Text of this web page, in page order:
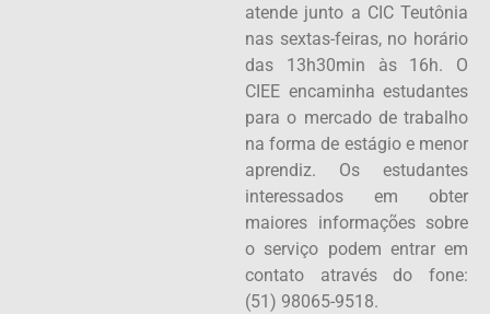
atende junto a CIC Teutônia
nas sextas-feiras, no horário
das 13h30min às 16h. O
CIEE encaminha estudantes
para o mercado de trabalho
na forma de estágio e menor
aprendiz. Os estudantes
interessados em obter
maiores informações sobre
o serviço podem entrar em
contato através do fone:
(51) 98065-9518.